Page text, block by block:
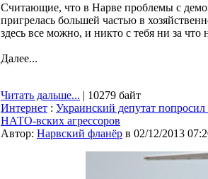
Считающие, что в Нарве проблемы с
пригрелась большей частью в
здесь все можно, и никто с тебя ни за
Далее...
Читать дальше... | 10279 байт
Интернет : Украинский депутат
НАТО-вских агрессоров
Автор: Нарвский фланёр в 02/12/2013